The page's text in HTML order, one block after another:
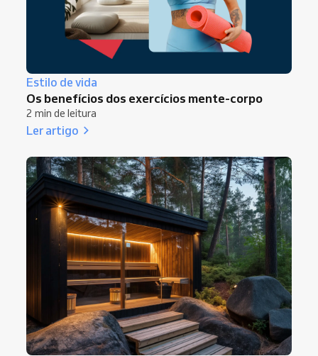
Estilo de vida
Os benefícios dos exercícios mente-corpo
2 min de leitura
Ler artigo